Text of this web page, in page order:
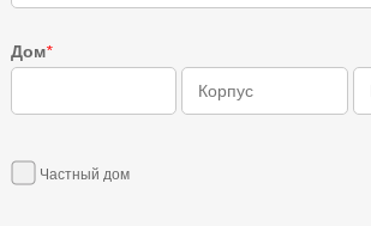
Дом*
Частный дом